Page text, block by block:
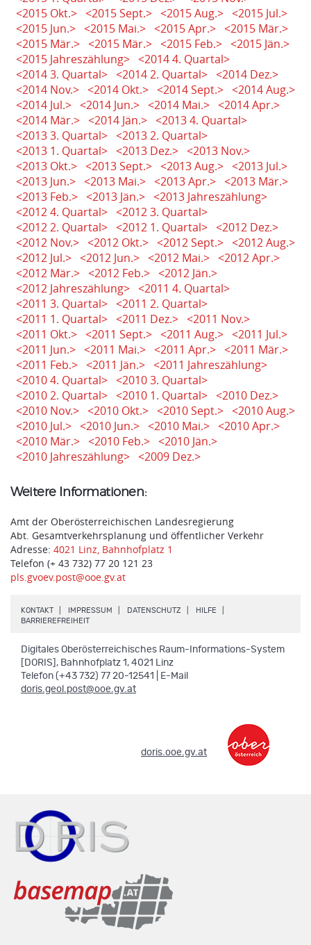
<2015 Okt.> <2015 Sept.> <2015 Aug.> <2015 Jul.>
<2015 Jun.> <2015 Mai.> <2015 Apr.> <2015 Mär.>
<2015 Mär.> <2015 Mär.> <2015 Feb.> <2015 Jän.>
<2015 Jahreszählung> <2014 4. Quartal>
<2014 3. Quartal> <2014 2. Quartal> <2014 Dez.>
<2014 Nov.> <2014 Okt.> <2014 Sept.> <2014 Aug.>
<2014 Jul.> <2014 Jun.> <2014 Mai.> <2014 Apr.>
<2014 Mär.> <2014 Jän.> <2013 4. Quartal>
<2013 3. Quartal> <2013 2. Quartal>
<2013 1. Quartal> <2013 Dez.> <2013 Nov.>
<2013 Okt.> <2013 Sept.> <2013 Aug.> <2013 Jul.>
<2013 Jun.> <2013 Mai.> <2013 Apr.> <2013 Mär.>
<2013 Feb.> <2013 Jän.> <2013 Jahreszählung>
<2012 4. Quartal> <2012 3. Quartal>
<2012 2. Quartal> <2012 1. Quartal> <2012 Dez.>
<2012 Nov.> <2012 Okt.> <2012 Sept.> <2012 Aug.>
<2012 Jul.> <2012 Jun.> <2012 Mai.> <2012 Apr.>
<2012 Mär.> <2012 Feb.> <2012 Jän.>
<2012 Jahreszählung> <2011 4. Quartal>
<2011 3. Quartal> <2011 2. Quartal>
<2011 1. Quartal> <2011 Dez.> <2011 Nov.>
<2011 Okt.> <2011 Sept.> <2011 Aug.> <2011 Jul.>
<2011 Jun.> <2011 Mai.> <2011 Apr.> <2011 Mär.>
<2011 Feb.> <2011 Jän.> <2011 Jahreszählung>
<2010 4. Quartal> <2010 3. Quartal>
<2010 2. Quartal> <2010 1. Quartal> <2010 Dez.>
<2010 Nov.> <2010 Okt.> <2010 Sept.> <2010 Aug.>
<2010 Jul.> <2010 Jun.> <2010 Mai.> <2010 Apr.>
<2010 Mär.> <2010 Feb.> <2010 Jän.>
<2010 Jahreszählung> <2009 Dez.>
Weitere Informationen:
Amt der Oberösterreichischen Landesregierung
Abt. Gesamtverkehrsplanung und öffentlicher Verkehr
Adresse: 4021 Linz, Bahnhofplatz 1
Telefon (+ 43 732) 77 20 121 23
pls.gvoev.post@ooe.gv.at
KONTAKT IMPRESSUM DATENSCHUTZ HILFE
BARRIEREFREIHEIT.
Digitales Oberösterreichisches Raum-Informations-System
[DORIS], Bahnhofplatz 1, 4021 Linz
Telefon (+43 732) 77 20-12541 | E-Mail
doris.geol.post@ooe.gv.at
doris.ooe.gv.at.